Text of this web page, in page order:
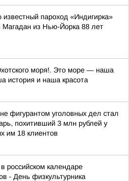
известный пароход «Индигирка»
из Нью-Йорка 88 лет
моря!. Это море — наша
история и наша красота
фигурантом уголовных дел стал
похитивший 3 млн рублей у
им 18 клиентов
в российском календаре
- День физкультурника